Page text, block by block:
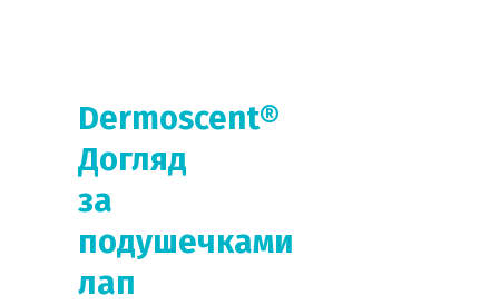
Dermoscent®
Догляд
за
подушечками
лап